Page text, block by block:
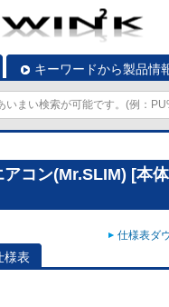
キーワードから製品情
コン(Mr.SLIM) [本
仕様表ダ
様表